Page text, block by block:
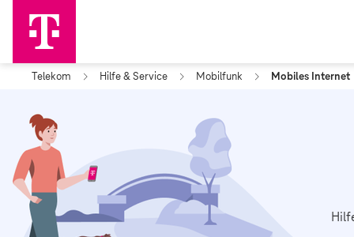
Telekom Hilfe & Service Mobilfunk Mobiles Internet